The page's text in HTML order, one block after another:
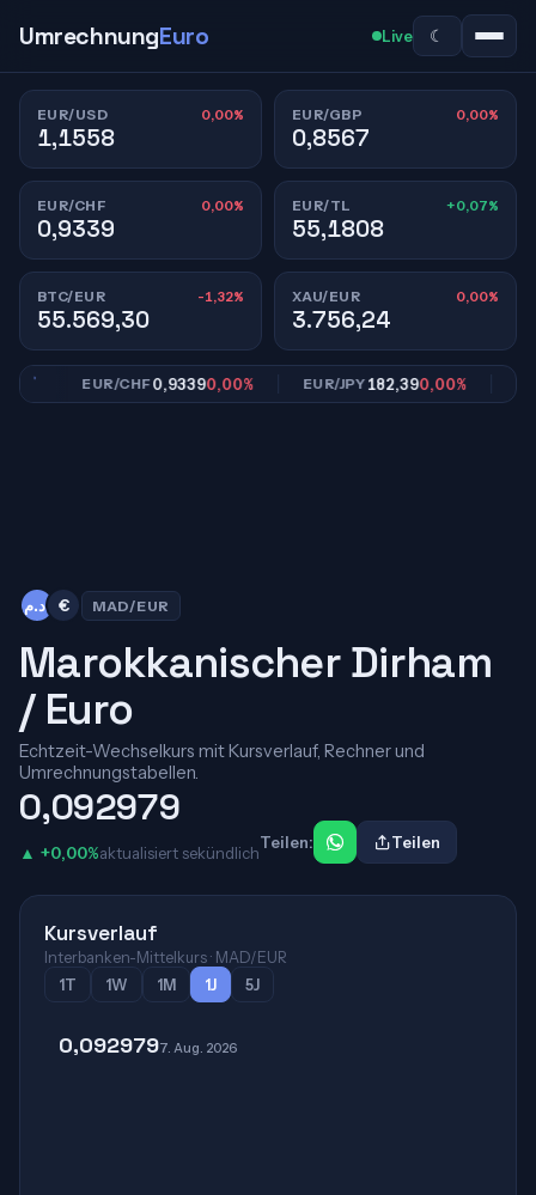
UmrechnungEuro Live ☾
EUR/USD 0,00%
1,1558
EUR/GBP 0,00%
0,8567
EUR/CHF 0,00%
0,9339
EUR/TL +0,07%
55,1808
BTC/EUR -1,32%
55.569,30
XAU/EUR 0,00%
3.756,24
EUR/CHF0,93390,00% EUR/JPY182,390,00%
د.م. € MAD/EUR
Marokkanischer Dirham
/ Euro
Echtzeit-Wechselkurs mit Kursverlauf, Rechner und
Umrechnungstabellen.
0,092979
▲ +0,00%aktualisiert sekündlich
Teilen: Teilen
Kursverlauf
Interbanken-Mittelkurs · MAD/EUR
1T
1W 1M 1J 5J
0,0929797. Aug. 2026